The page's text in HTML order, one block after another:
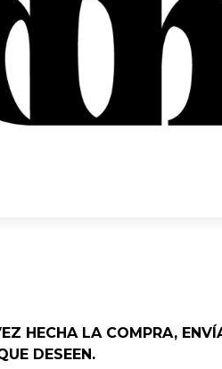
HECHA LA COMPRA,
DESEEN.